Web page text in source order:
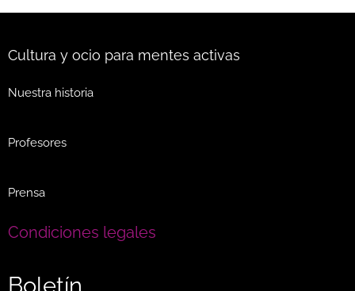
Cultura y ocio para mentes activas
Nuestra historia
Profesores
Prensa
Condiciones legales
Boletín